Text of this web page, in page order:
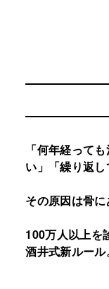
「何年経って
い」「繰り返し
その原因は骨に
100万人以上を
酒井式新ルール